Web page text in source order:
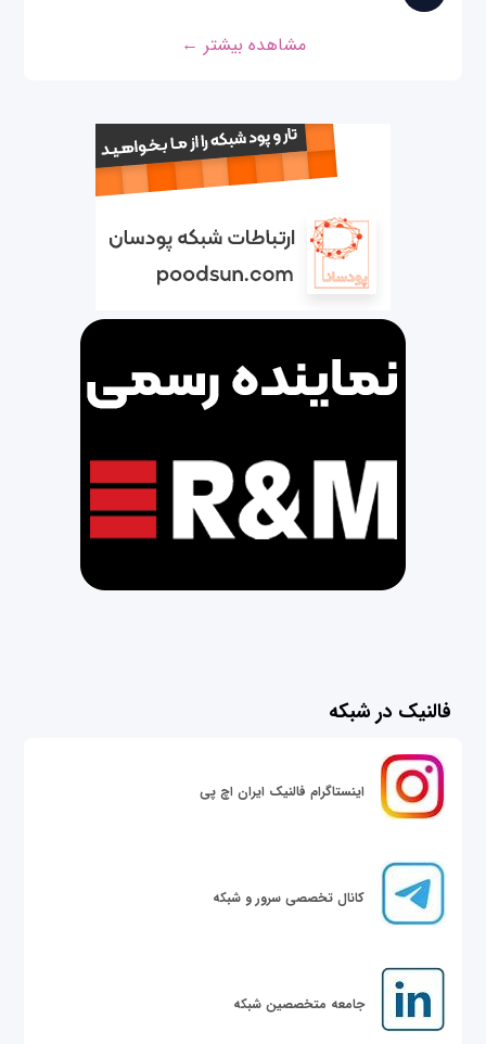
مشاهده بیشتر ←
فالنیک در شبکه
اینستاگرام فالنیک ایران اچ پی
کانال تخصصی سرور و شبکه
جامعه متخصصین شبکه